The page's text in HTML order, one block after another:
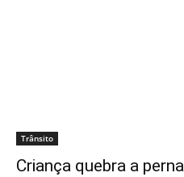
Trânsito
Criança quebra a